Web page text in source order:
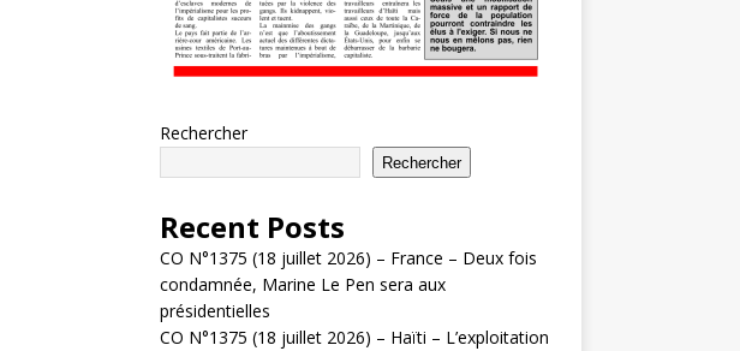
Rechercher
Rechercher
Recent Posts
CO N°1375 (18 juillet 2026) – France – Deux fois
condamnée, Marine Le Pen sera aux
présidentielles
CO N°1375 (18 juillet 2026) – Haïti – L’exploitation